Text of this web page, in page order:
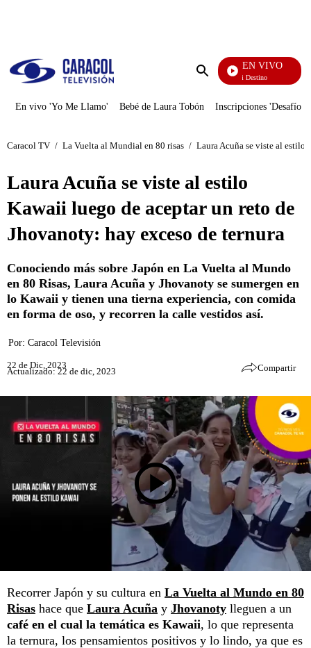
Enviar
EN VIVO
El Juego De Mi Destino
En vivo 'Yo Me Llamo' Bebé de Laura Tobón Inscripciones 'Desafío'
Caracol TV / La Vuelta al Mundial en 80 risas / Laura Acuña se viste al estilo
Laura Acuña se viste al estilo
Kawaii luego de aceptar un reto de
Jhovanoty: hay exceso de ternura
Conociendo más sobre Japón en La Vuelta al Mundo
en 80 Risas, Laura Acuña y Jhovanoty se sumergen en
lo Kawaii y tienen una tierna experiencia, con comida
en forma de oso, y recorren la calle vestidos así.
Por: Caracol Televisión
22 de Dic, 2023
Actualizado: 22 de dic, 2023 Compartir
Recorrer Japón y su cultura en La Vuelta al Mundo en 80
Risas hace que Laura Acuña y Jhovanoty lleguen a un
café en el cual la temática es Kawaii, lo que representa
la ternura, los pensamientos positivos y lo lindo, ya que es